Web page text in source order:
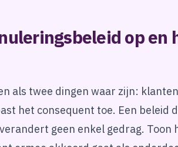
op en
als twee dingen waar zijn:
het consequent toe. Een beleid
geen enkel gedrag. Toon